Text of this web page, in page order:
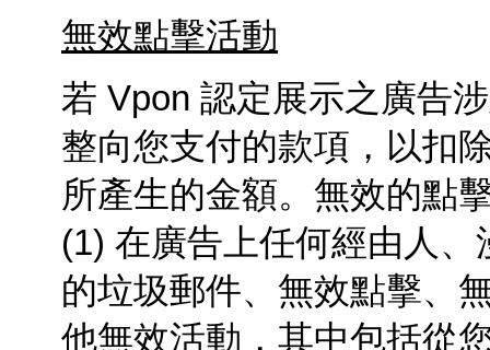
無效點擊活動
若 Vpon 認定展示之廣告
整向您支付的款項，以扣
所產生的金額。無效的點
(1) 在廣告上任何經由人
的垃圾郵件、無效點擊、
他無效活動，其中包括從